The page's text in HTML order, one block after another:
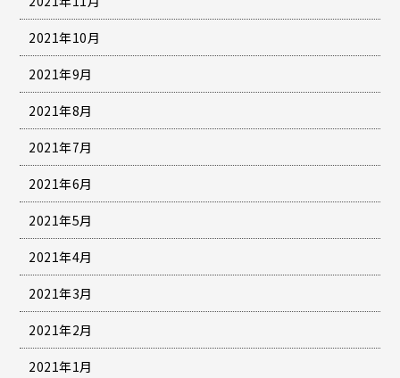
2021年10月
2021年9月
2021年8月
2021年7月
2021年6月
2021年5月
2021年4月
2021年3月
2021年2月
2021年1月